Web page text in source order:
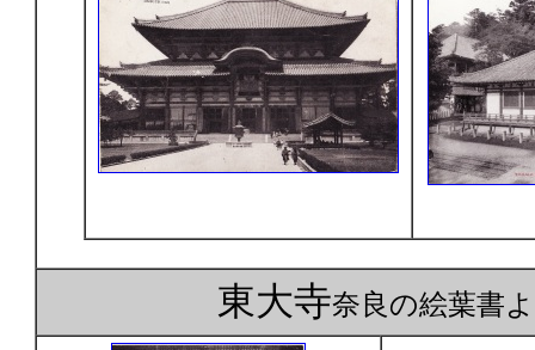
東大寺奈良の絵葉書